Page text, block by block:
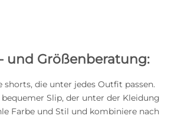
und Größenberatung:
shorts, die unter jedes Outfit passen.
Slip, der unter der Kleidung
Farbe und Stil und kombiniere nach